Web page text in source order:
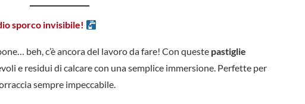
sporco invisibile!
beh, c’è ancora del lavoro da fare! Con queste pastiglie
e residui di calcare con una semplice immersione. Perfette per
sempre impeccabile.